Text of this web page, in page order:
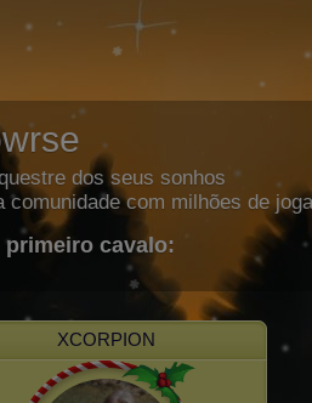
dos seus sonhos
comunidade com milhões de
primeiro cavalo:
XCORPION